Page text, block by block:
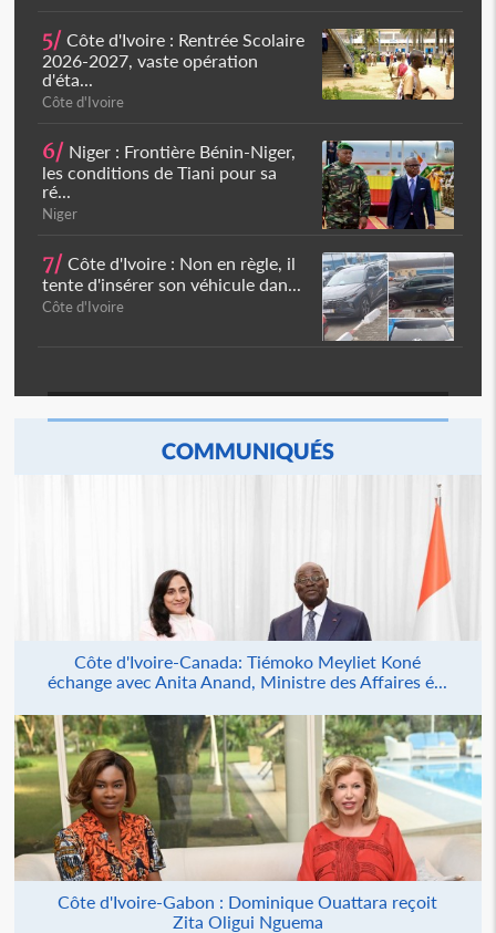
5/ Côte d'Ivoire : Rentrée Scolaire
2026-2027, vaste opération
d'éta...
Côte d'Ivoire
6/ Niger : Frontière Bénin-Niger,
les conditions de Tiani pour sa
ré...
Niger
7/ Côte d'Ivoire : Non en règle, il
tente d'insérer son véhicule dan...
Côte d'Ivoire
COMMUNIQUÉS
Côte d'Ivoire-Canada: Tiémoko Meyliet Koné
échange avec Anita Anand, Ministre des Affaires é...
Côte d'Ivoire-Gabon : Dominique Ouattara reçoit
Zita Oligui Nguema